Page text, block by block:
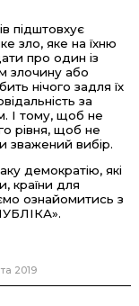
підштовхує
зло, яке на їхню
про один із
злочину або
нічого задля їх
за
І тому, щоб не
рівня, щоб не
зважений вибір.
демократію, які
країни для
ознайомитись з
2019